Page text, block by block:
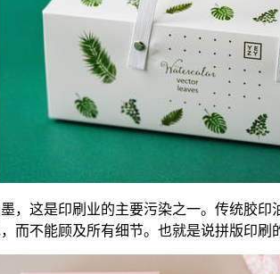
，这是印刷业的主要污染之一。传统胶
而不能顾及所有细节。也就是说拼版印